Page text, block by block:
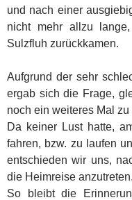
und nach einer
nicht mehr allzu
Sulzfluh zurückkamen.
Aufgrund der sehr
ergab sich die Frage,
noch ein weiteres Mal
Da keiner Lust hatte,
fahren, bzw. zu laufen
entschieden wir uns,
die Heimreise anzutreten.
So bleibt die